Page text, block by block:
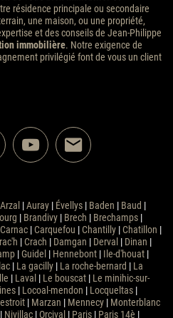
résidence principale ou secondaire
une maison, ou une propriété,
et des conseils de Jean-Philippe
immobilière. Notre exigence de
privilégié font de vous un client
Arzal| Auray| Évellys| Baden Baud
Brandivy| Brech Brechamps|
Carnac| Carquefou Chantilly| Chatillon
Crach Damgan Derval| Dinan
| Guidel| Hennebont| Ile-d'houat|
| La gacilly| La roche-bernard
La
Laval| Le bouscat| Le minihic-sur-
| Locoal-mendon Locqueltas|
| Marzan Mennecy| Monterblanc
Nivillac| Orcival Paris| Paris 14è